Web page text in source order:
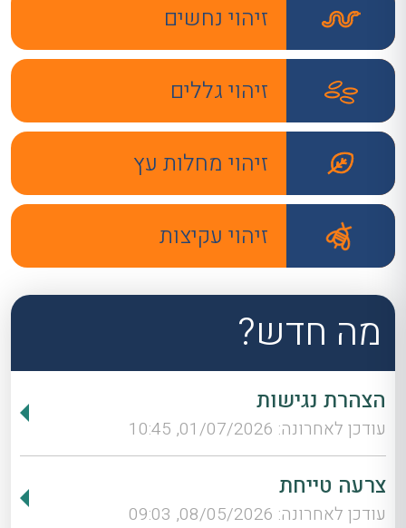
זיהוי נחשים
זיהוי גללים
זיהוי מחלות עץ
זיהוי עקיצות
מה חדש?
הצהרת נגישות
עודכן לאחרונה: 01/07/2026, 10:45
צרעה טייחת
עודכן לאחרונה: 08/05/2026, 09:03